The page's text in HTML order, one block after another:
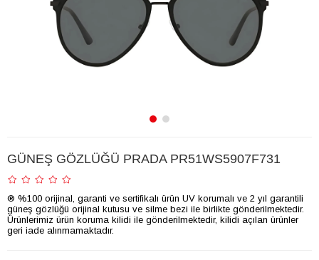
GÜNEŞ GÖZLÜĞÜ PRADA PR51WS5907F731
® %100 orijinal, garanti ve sertifikalı ürün UV korumalı ve 2 yıl garantili
güneş gözlüğü orijinal kutusu ve silme bezi ile birlikte gönderilmektedir.
Ürünlerimiz ürün koruma kilidi ile gönderilmektedir, kilidi açılan ürünler
geri iade alınmamaktadır.